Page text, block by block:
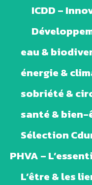
ICDD –
eau &
énergie &
sobriété &
santé &
Sélection
PHVA –
L’être & les